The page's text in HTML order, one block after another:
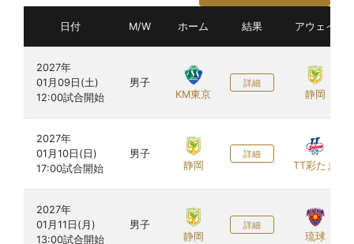
日付 M/W ホーム 結果 アウェイ
2027年
01月09日(土)
男子
KM東京
詳細
静岡
2027年
01月10日(日)
男子
静岡
詳細
TT彩たま
2027年
01月11日(月)
男子
静岡
詳細
琉球